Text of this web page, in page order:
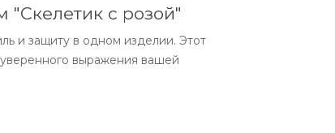
"Скелетик с розой"
и защиту в одном изделии. Этот
выражения вашей